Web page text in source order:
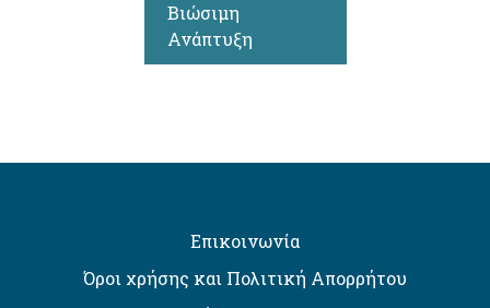
Βιώσιμη
Ανάπτυξη
Επικοινωνία
Όροι χρήσης και Πολιτική Απορρήτου